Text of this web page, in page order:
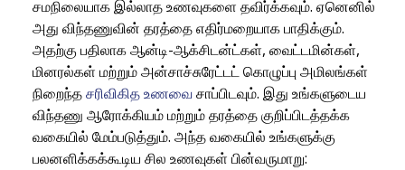
சமநிலையாக இல்லாத உணவுகளை தவிர்க்கவும். ஏனெனில்
அது விந்தணுவின் தரத்தை எதிர்மறையாக பாதிக்கும்.
அதற்கு பதிலாக ஆன்டி-ஆக்சிடன்ட்கள், வைட்டமின்கள்,
மினரல்கள் மற்றும் அன்சாச்சுரேட்டட் கொழுப்பு அமிலங்கள்
நிறைந்தசரிவிகித உணவைசாப்பிடவும். இது உங்களுடைய
விந்தணு ஆரோக்கியம் மற்றும் தரத்தை குறிப்பிடத்தக்க
வகையில் மேம்படுத்தும். அந்த வகையில் உங்களுக்கு
பலனளிக்கக்கூடிய சில உணவுகள் பின்வருமாறு: